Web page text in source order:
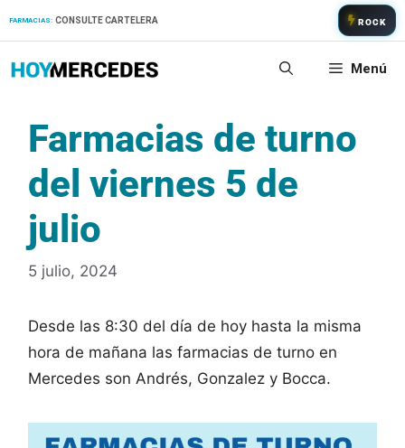
FARMACIAS: CONSULTE CARTELERA ROCK
Menú
Farmacias de turno
del viernes 5 de
julio
5 julio, 2024
Desde las 8:30 del día de hoy hasta la misma
hora de mañana las farmacias de turno en
Mercedes son Andrés, Gonzalez y Bocca.